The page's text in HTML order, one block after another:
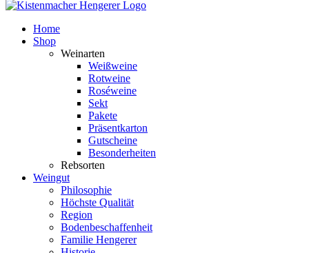
Home
Shop
Weinarten
Weißweine
Rotweine
Roséweine
Sekt
Pakete
Präsentkarton
Gutscheine
Besonderheiten
Rebsorten
Weingut
Philosophie
Höchste Qualität
Region
Bodenbeschaffenheit
Familie Hengerer